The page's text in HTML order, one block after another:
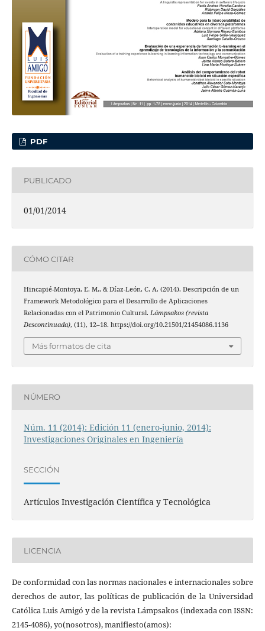
PDF
PUBLICADO
01/01/2014
CÓMO CITAR
Hincapié-Montoya, E. M., & Díaz-León, C. A. (2014). Descripción de un
Framework Metodológico para el Desarrollo de Aplicaciones
Relacionadas con el Patrimonio Cultural. Lámpsakos (revista
Descontinuada), (11), 12–18. https://doi.org/10.21501/21454086.1136
Más formatos de cita
NÚMERO
Núm. 11 (2014): Edición 11 (enero-junio, 2014):
Investigaciones Originales en Ingeniería
SECCIÓN
Artículos Investigación Científica y Tecnológica
LICENCIA
De conformidad con las normas nacionales e internacionales sobre
derechos de autor, las políticas de publicación de la Universidad
Católica Luis Amigó y de la revista Lámpsakos (indexada con ISSN:
2145-4086), yo(nosotros), manifiesto(amos):